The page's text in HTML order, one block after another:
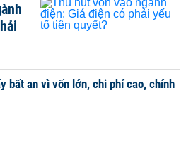
bất an vì vốn lớn, chi phí cao, chính